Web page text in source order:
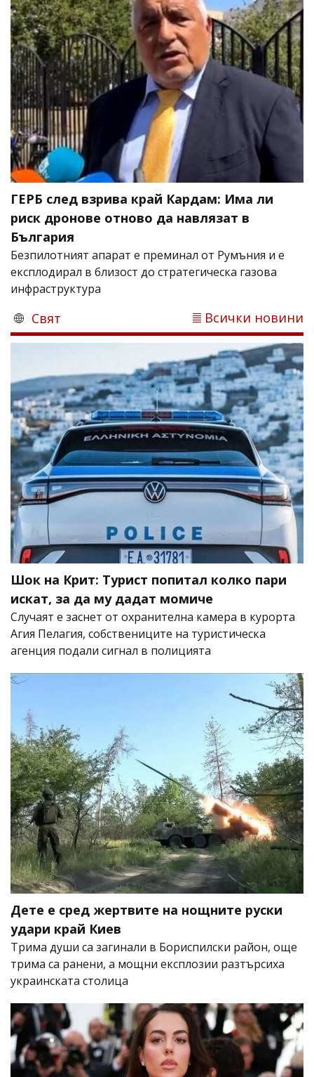
ГЕРБ след взрива край Кардам: Има ли
риск дронове отново да навлязат в
България
Безпилотният апарат е преминал от Румъния и е
експлодирал в близост до стратегическа газова
инфраструктура
Свят Всички новини
Шок на Крит: Турист попитал колко пари
искат, за да му дадат момиче
Случаят е заснет от охранителна камера в курорта
Агия Пелагия, собствениците на туристическа
агенция подали сигнал в полицията
Дете е сред жертвите на нощните руски
удари край Киев
Трима души са загинали в Бориспилски район, още
трима са ранени, а мощни експлозии разтърсиха
украинската столица